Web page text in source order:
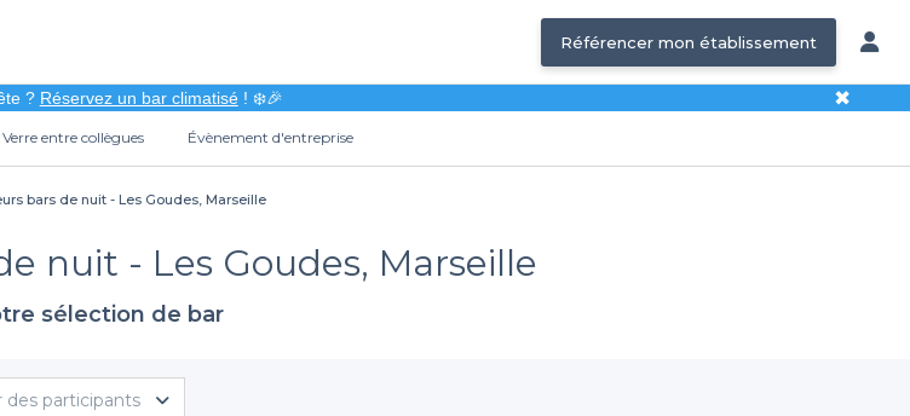
Référencer mon établissement
? Réservez un bar climatisé! ❄️🎉 ✖
Verre entre collègues Évènement d'entreprise
bars de nuit - Les Goudes, Marseille
nuit - Les Goudes, Marseille
sélection de bar
des participants